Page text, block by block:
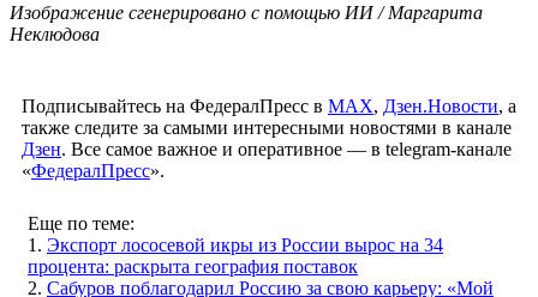
Изображение сгенерировано с помощью ИИ / Маргарита
Неклюдова
Подписывайтесь на ФедералПресс в МАХ, Дзен.Новости, а
также следите за самыми интересными новостями в канале
Дзен. Все самое важное и оперативное — в telegram-канале
«ФедералПресс».
Еще по теме:
1. Экспорт лососевой икры из России вырос на 34
процента: раскрыта география поставок
2. Сабуров поблагодарил Россию за свою карьеру: «Мой